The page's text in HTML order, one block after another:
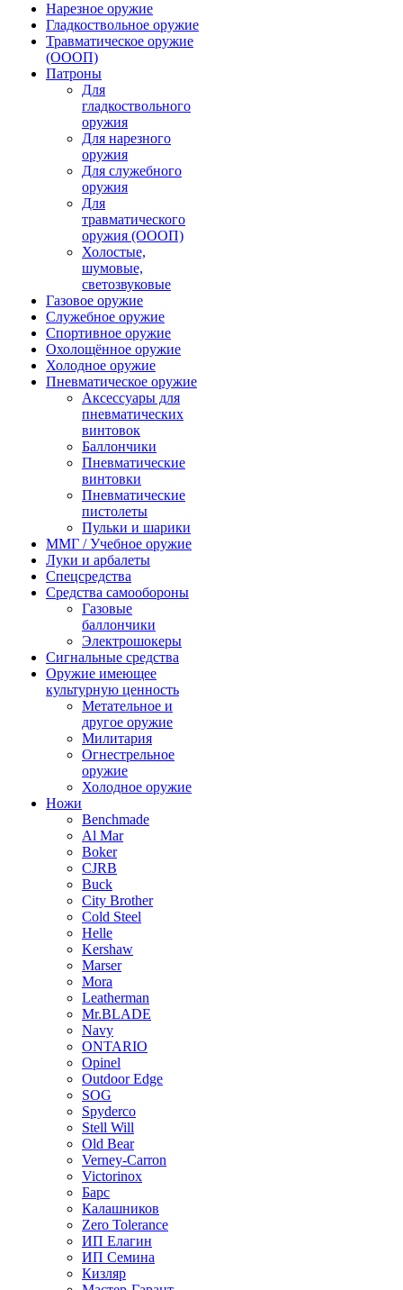
Нарезное оружие
Гладкоствольное оружие
Травматическое оружие
(ОООП)
Патроны
Для
гладкоствольного
оружия
Для нарезного
оружия
Для служебного
оружия
Для
травматического
оружия (ОООП)
Холостые,
шумовые,
светозвуковые
Газовое оружие
Служебное оружие
Спортивное оружие
Охолощённое оружие
Холодное оружие
Пневматическое оружие
Аксессуары для
пневматических
винтовок
Баллончики
Пневматические
винтовки
Пневматические
пистолеты
Пульки и шарики
ММГ / Учебное оружие
Луки и арбалеты
Спецсредства
Средства самообороны
Газовые
баллончики
Электрошокеры
Сигнальные средства
Оружие имеющее
культурную ценность
Метательное и
другое оружие
Милитария
Огнестрельное
оружие
Холодное оружие
Ножи
Benchmade
Al Mar
Boker
CJRB
Buck
City Brother
Cold Steel
Helle
Kershaw
Marser
Mora
Leatherman
Mr.BLADE
Navy
ONTARIO
Opinel
Outdoor Edge
SOG
Spyderco
Stell Will
Old Bear
Verney-Carron
Victorinox
Барс
Калашников
Zero Tolerance
ИП Елагин
ИП Семина
Кизляр